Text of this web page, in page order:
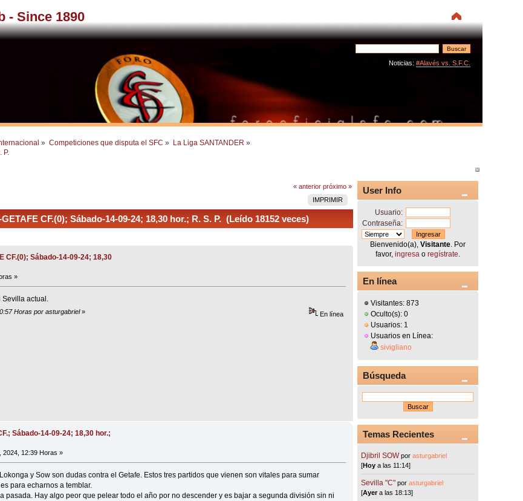
- Since 1890
Noticias: #Alavés vs. S.F.C.
» Competiciones que disputa el SFC » La Liga SANTANDER »
P.
« anterior próximo »
IMPRIMIR
CF.(0); Sábado-14-09-24; 18,30 hor.; R. S. P. (Leído 18152 veces)
CF.(0); Sábado-14-09-24; 18,30
»
Sevilla actual.
Horas por asturgabriel» En línea
Sábado-14-09-24; 18,30 hor.;
2024, 12:39 Horas »
y Sow son dudas contra el Getafe. Estos tres partidos que vienen son vitales para sumar
para echarnos a temblar.
pasada. Hay algo peor que pelear todo el año por no descender y es bajar a segunda división sin ni
User Info
Usuario:
Contraseña:
Bienvenido(a),Visitante . Por
favor,ingresa oregístrate
En línea
Visitantes: 873
Oculto(s): 0
Usuarios: 1
Usuarios en Línea:
sivigliano
Búsqueda
Temas Recientes
Djibril SOW porasturgabriel
[Hoy a las 11:14]
Sevilla "C"porasturgabriel
[Ayera las 18:13]